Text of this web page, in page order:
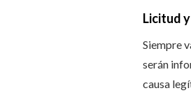
Licitud
Siempre
serán
causa